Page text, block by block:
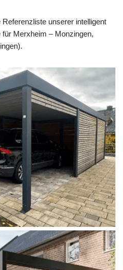
unserer intelligent
Merxheim – Monzingen,